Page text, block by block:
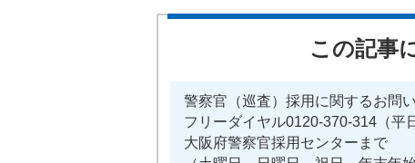
この記事
警察官（巡査）採用に関するお問
フリーダイヤル0120-370-314（平
大阪府警察官採用センターまで